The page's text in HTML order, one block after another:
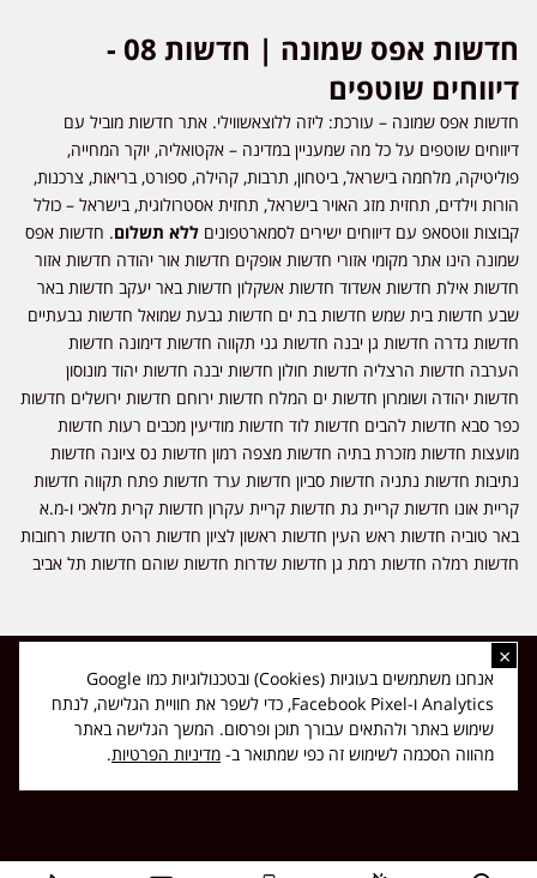
חדשות אפס שמונה | חדשות 08 -
דיווחים שוטפים
חדשות אפס שמונה – עורכת: ליזה ללוצאשווילי. אתר חדשות מוביל עם
דיווחים שוטפים על כל מה שמעניין במדינה – אקטואליה, יוקר המחייה,
פוליטיקה, מלחמה בישראל, ביטחון, תרבות, קהילה, ספורט, בריאות, צרכנות,
הורות וילדים, תחזית מזג האויר בישראל, תחזית אסטרולוגית, בישראל – כולל
קבוצות ווטסאפ עם דיווחים ישירים לסמארטפונים ללא תשלום. חדשות אפס
שמונה הינו אתר מקומי אזורי חדשות אופקים חדשות אור יהודה חדשות אזור
חדשות אילת חדשות אשדוד חדשות אשקלון חדשות באר יעקב חדשות באר
שבע חדשות בית שמש חדשות בת ים חדשות גבעת שמואל חדשות גבעתיים
חדשות גדרה חדשות גן יבנה חדשות גני תקווה חדשות דימונה חדשות
הערבה חדשות הרצליה חדשות חולון חדשות יבנה חדשות יהוד מונוסון
חדשות יהודה ושומרון חדשות ים המלח חדשות ירוחם חדשות ירושלים חדשות
כפר סבא חדשות להבים חדשות לוד חדשות מודיעין מכבים רעות חדשות
מועצות חדשות מזכרת בתיה חדשות מצפה רמון חדשות נס ציונה חדשות
נתיבות חדשות נתניה חדשות סביון חדשות ערד חדשות פתח תקווה חדשות
קריית אונו חדשות קריית גת חדשות קריית עקרון חדשות קרית מלאכי ו-מ.א
באר טוביה חדשות ראש העין חדשות ראשון לציון חדשות רהט חדשות רחובות
חדשות רמלה חדשות רמת גן חדשות שדרות חדשות שוהם חדשות תל אביב
כל הזכויות שמורות ל-ליזה ללוצאשווילי - חדשות אפס שמונה - דיווחים בזמן
אמת, נוסד בשנת 2019 | טל' לפרסומים 054-9759222 מייל מערכת
news08.net@gmail.com
Made with ❤ byDIGITA
×
אנחנו משתמשים בעוגיות (Cookies) ובטכנולוגיות כמו Google
Analytics ו-Facebook Pixel, כדי לשפר את חוויית הגלישה, לנתח
שימוש באתר ולהתאים עבורך תוכן ופרסום. המשך הגלישה באתר
מהווה הסכמה לשימוש זה כפי שמתואר ב- מדיניות הפרטיות.